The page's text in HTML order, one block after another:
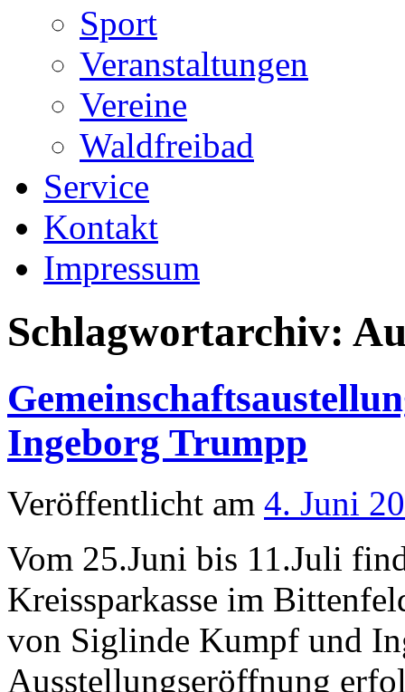
Sport
Veranstaltungen
Vereine
Waldfreibad
Service
Kontakt
Impressum
Schlagwortarchiv:
Ingeborg Trumpp
Veröffentlicht am 4. Juni
Vom 25.Juni bis 11.Juli
Kreissparkasse im
von Siglinde Kumpf und
Ausstellungseröffnung